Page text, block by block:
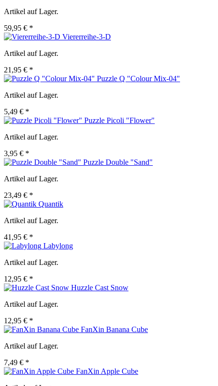
Artikel auf Lager.
59,95 € *
Viererreihe-3-D
Artikel auf Lager.
21,95 € *
Puzzle Q "Colour Mix-04"
Artikel auf Lager.
5,49 € *
Puzzle Picoli "Flower"
Artikel auf Lager.
3,95 € *
Puzzle Double "Sand"
Artikel auf Lager.
23,49 € *
Quantik
Artikel auf Lager.
41,95 € *
Labylong
Artikel auf Lager.
12,95 € *
Huzzle Cast Snow
Artikel auf Lager.
12,95 € *
FanXin Banana Cube
Artikel auf Lager.
7,49 € *
FanXin Apple Cube